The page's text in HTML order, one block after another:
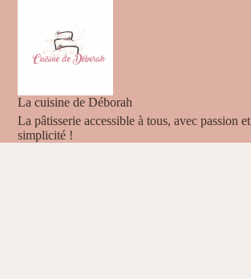
La cuisine de Déborah
La pâtisserie accessible à tous, avec passion et
simplicité !